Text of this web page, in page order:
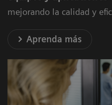
mejorando la calidad y
Aprenda más